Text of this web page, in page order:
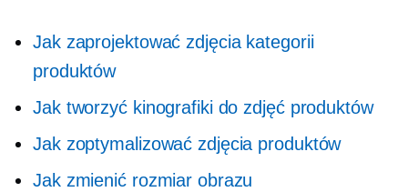
Jak zaprojektować zdjęcia kategorii
produktów
Jak tworzyć kinografiki do zdjęć produktów
Jak zoptymalizować zdjęcia produktów
Jak zmienić rozmiar obrazu